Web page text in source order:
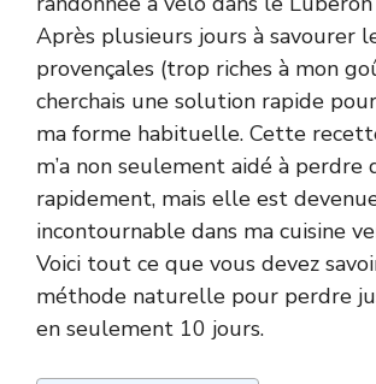
Après plusieurs jours à savourer
provençales (trop riches à mon
cherchais une solution rapide
ma forme habituelle. Cette
m’a non seulement aidé à perdre
rapidement, mais elle est
incontournable dans ma cuisine
Voici tout ce que vous devez
méthode naturelle pour perdre
en seulement 10 jours.